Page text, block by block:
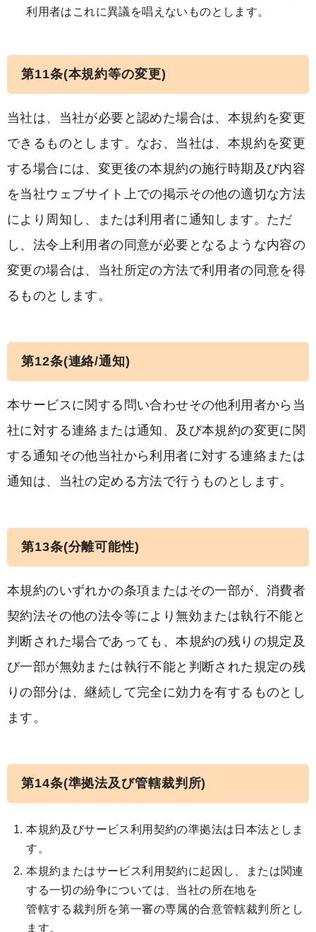
利用者はこれに異議を唱えないものとします。
第11条(本規約等の変更)
当社は、当社が必要と認めた場合は、本規約を変更
できるものとします。なお、当社は、本規約を変更
する場合には、変更後の本規約の施行時期及び内容
を当社ウェブサイト上での掲示その他の適切な方法
により周知し、または利用者に通知します。ただ
し、法令上利用者の同意が必要となるような内容の
変更の場合は、当社所定の方法で利用者の同意を得
るものとします。
第12条(連絡/通知)
本サービスに関する問い合わせその他利用者から当
社に対する連絡または通知、及び本規約の変更に関
する通知その他当社から利用者に対する連絡または
通知は、当社の定める方法で行うものとします。
第13条(分離可能性)
本規約のいずれかの条項またはその一部が、消費者
契約法その他の法令等により無効または執行不能と
判断された場合であっても、本規約の残りの規定及
び一部が無効または執行不能と判断された規定の残
りの部分は、継続して完全に効力を有するものとし
ます。
第14条(準拠法及び管轄裁判所)
本規約及びサービス利用契約の準拠法は日本法としま
す。
本規約またはサービス利用契約に起因し、または関連
する一切の紛争については、当社の所在地を
管轄する裁判所を第一審の専属的合意管轄裁判所とし
ます。